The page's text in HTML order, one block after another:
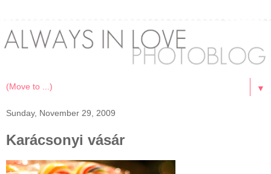
▼
Sunday, November 29, 2009
Karácsonyi vásár